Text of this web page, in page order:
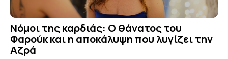
Νόμοι της καρδιάς: Ο θάνατος του
Φαρούκ και η αποκάλυψη που λυγίζει την
Αζρά